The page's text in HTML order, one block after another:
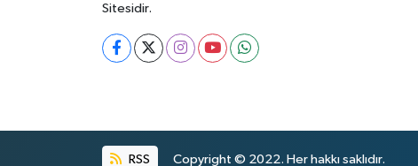
Sitesidir.
RSS Copyright © 2022. Her hakkı saklıdır.